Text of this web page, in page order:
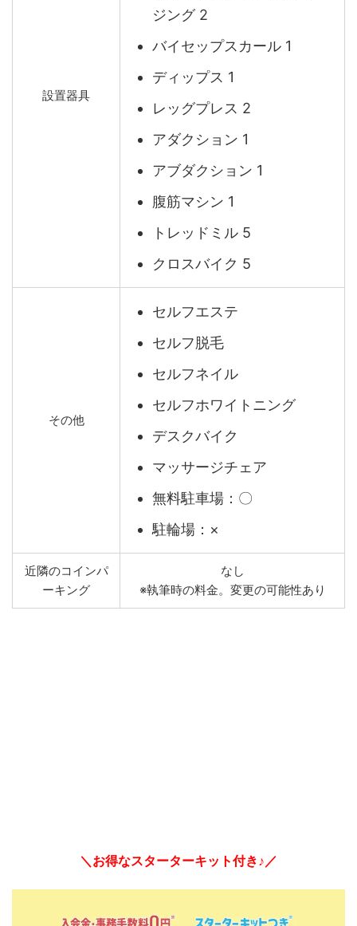
設置器具
ジング 2
バイセップスカール 1
ディップス 1
レッグプレス 2
アダクション 1
アブダクション 1
腹筋マシン 1
トレッドミル 5
クロスバイク 5
その他
セルフエステ
セルフ脱毛
セルフネイル
セルフホワイトニング
デスクバイク
マッサージチェア
無料駐車場：〇
駐輪場：×
近隣のコインパ
ーキング
なし
※執筆時の料金。変更の可能性あり
＼お得なスターターキット付き♪／